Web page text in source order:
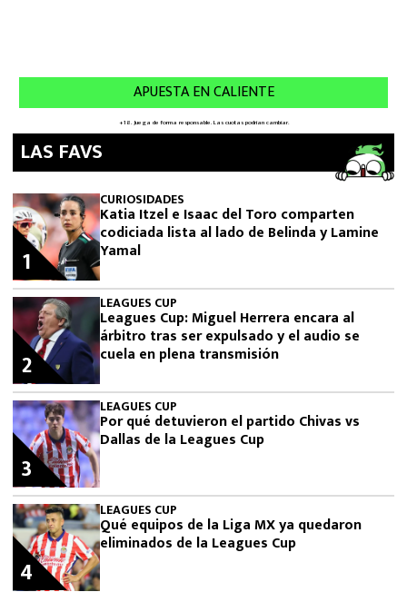
LAS FAVS
CURIOSIDADES
Katia Itzel e Isaac del Toro comparten
codiciada lista al lado de Belinda y Lamine
Yamal
1
LEAGUES CUP
Leagues Cup: Miguel Herrera encara al
árbitro tras ser expulsado y el audio se
cuela en plena transmisión
2
LEAGUES CUP
Por qué detuvieron el partido Chivas vs
Dallas de la Leagues Cup
3
LEAGUES CUP
Qué equipos de la Liga MX ya quedaron
eliminados de la Leagues Cup
4